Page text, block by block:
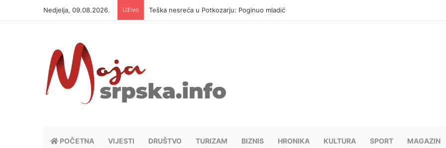
Nedjelja, 09.08.2026. Uživo Teška nesreća u Potkozarju: Poginuo mladić
POČETNA VIJESTI DRUŠTVO TURIZAM BIZNIS HRONIKA KULTURA SPORT MAGAZIN